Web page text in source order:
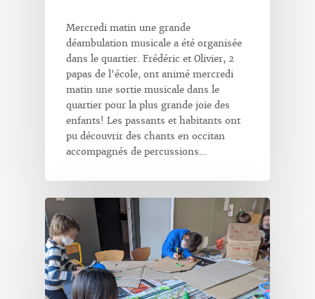
Mercredi matin une grande
déambulation musicale a été organisée
dans le quartier. Frédéric et Olivier, 2
papas de l'école, ont animé mercredi
matin une sortie musicale dans le
quartier pour la plus grande joie des
enfants! Les passants et habitants ont
pu découvrir des chants en occitan
accompagnés de percussions…